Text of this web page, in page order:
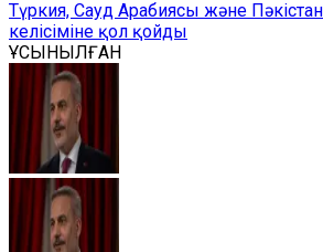
Түркия, Сауд Арабиясы және
келісіміне қол қойды
ҰСЫНЫЛҒАН